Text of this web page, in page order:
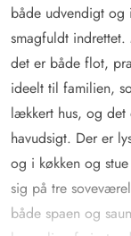
både udvendigt og
smagfuldt
det er både flot,
ideelt til familien,
lækkert hus, og det
havudsigt. Der er
og i køkken og
sig på tre
både spaen og